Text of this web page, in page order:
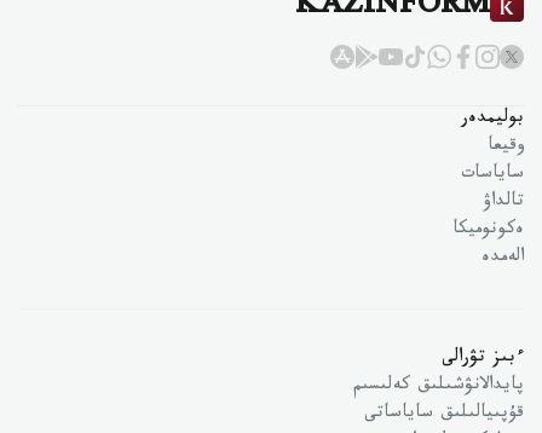
KAZINFORM
بوليمدەر
وقيعا
ساياسات
تالداۋ
ەكونوميكا
الەمدە
ءبىز تۋرالى
پايدالانۋشىلىق كەلىسىم
قۇپىيالىلىق ساياساتى